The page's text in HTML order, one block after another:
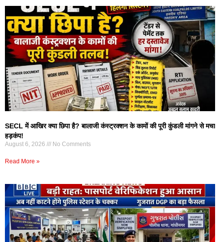
SECL में आखिर क्या छिपा है? बालाजी कंस्ट्रक्शन के कामों की पूरी कुंडली मांगने से मचा
हड़कंप!
August 6, 2026 No Comments
Read More »